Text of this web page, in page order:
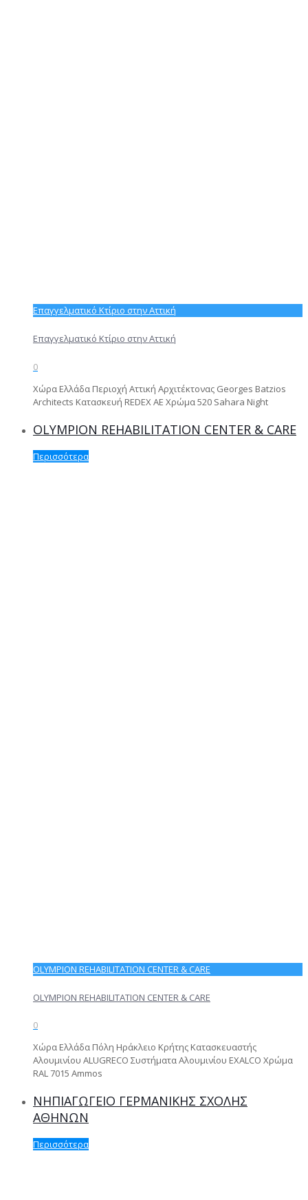
Επαγγελματικό Κτίριο στην Αττική
Επαγγελματικό Κτίριο στην Αττική
0
Χώρα Ελλάδα Περιοχή Αττική Αρχιτέκτονας Georges Batzios
Architects Κατασκευή REDEX AE Χρώμα 520 Sahara Νight
OLYMPION REHABILITATION CENTER & CARE
Περισσότερα
OLYMPION REHABILITATION CENTER & CARE
OLYMPION REHABILITATION CENTER & CARE
0
Χώρα Ελλάδα Πόλη Ηράκλειο Κρήτης Κατασκευαστής
Αλουμινίου ALUGRECO Συστήματα Αλουμινίου EXALCO Χρώμα
RAL 7015 Ammos
ΝΗΠΙΑΓΩΓΕΙΟ ΓΕΡΜΑΝΙΚΗΣ ΣΧΟΛΗΣ
ΑΘΗΝΩΝ
Περισσότερα